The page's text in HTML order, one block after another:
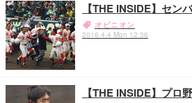
【THE INSIDE】セ
オピニオン
2016.4.4 Mon 12:36
【THE INSIDE】プ